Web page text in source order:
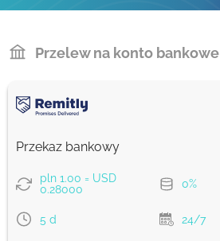
Przelew na konto bankowe
Przekaz bankowy
pln 1.00 = USD
0.28000
0%
5 d 24/7